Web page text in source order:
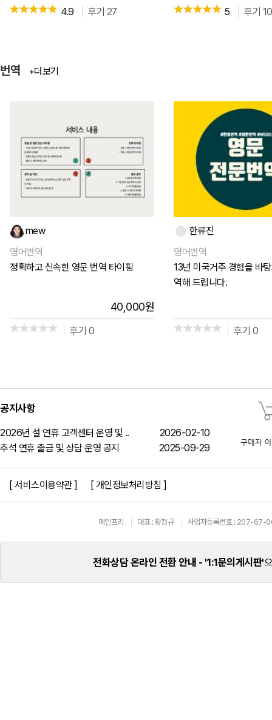
4.9 후기 27 5 후기 10
번역 +더보기
mew
영어번역
정확하고 신속한 영문 번역 타이핑
40,000원
후기 0
한류진
영어번역
13년 미국거주 경험을 바
역해 드립니다.
후기 0
공지사항
2026년 설 연휴 고객센터 운영 및 ..
2026-02-10
추석 연휴 출금 및 상담 운영 공지
2025-09-29
[ 서비스이용약관 ] [ 개인정보처리방침 ]
메인프리 대표 : 황정규 사업자등록번호 : 207-67-
전화상담 온라인 전환 안내 - '1:1문의게시판'